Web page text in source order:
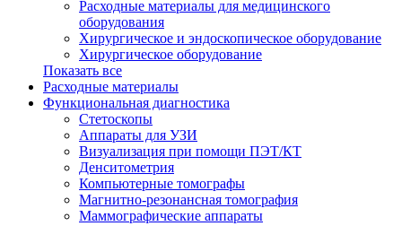
Расходные материалы для медицинского
оборудования
Хирургическое и эндоскопическое оборудование
Хирургическое оборудование
Показать все
Расходные материалы
Функциональная диагностика
Cтетоскопы
Аппараты для УЗИ
Визуализация при помощи ПЭТ/КТ
Денситометрия
Компьютерные томографы
Магнитно-резонансная томография
Маммографические аппараты